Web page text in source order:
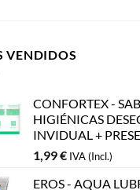
VENDIDOS
CONFORTEX -
HIGIÉNICAS
INVIDUAL +
1,99€ IVA (Incl.)
EROS - AQUA